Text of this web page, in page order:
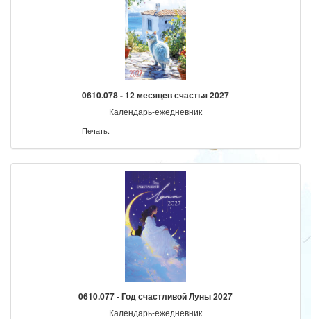
0610.078 - 12 месяцев счастья 2027
Календарь-ежедневник
Печать.
0610.077 - Год счастливой Луны 2027
Календарь-ежедневник